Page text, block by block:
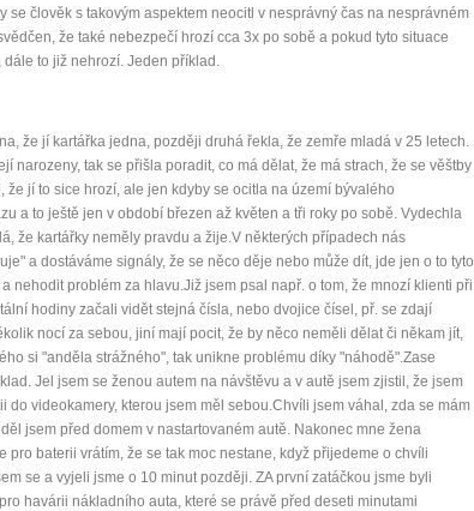
se člověk s takovým aspektem neocitl v nesprávný čas na nesprávném
že také nebezpečí hrozí cca 3x po sobě a pokud tyto situace
dále to již nehrozí. Jeden příklad.
že jí kartářka jedna, později druhá řekla, že zemře mladá v 25 letech.
narozeny, tak se přišla poradit, co má dělat, že má strach, že se věštby
že jí to sice hrozí, ale jen kdyby se ocitla na území bývalého
a to ještě jen v období březen až květen a tři roky po sobě. Vydechla
že kartářky neměly pravdu a žije.V některých případech nás
a dostáváme signály, že se něco děje nebo může dít, jde jen o to tyto
nehodit problém za hlavu.Již jsem psal např. o tom, že mnozí klienti při
hodiny začali vidět stejná čísla, nebo dvojice čísel, př. se zdají
nocí za sebou, jiní mají pocit, že by něco neměli dělat či někam jít,
si "anděla strážného", tak unikne problému díky "náhodě".Zase
Jel jsem se ženou autem na návštěvu a v autě jsem zjistil, že jsem
do videokamery, kterou jsem měl sebou.Chvíli jsem váhal, zda se mám
jsem před domem v nastartovaném autě. Nakonec mne žena
pro baterii vrátím, že se tak moc nestane, když přijedeme o chvíli
se a vyjeli jsme o 10 minut později. ZA první zatáčkou jsme byli
havárii nákladního auta, které se právě před deseti minutami